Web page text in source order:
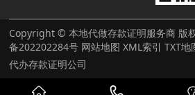
Copyright © 本地代做存款证明服务商 版
备202202284号 网站地图 XML索引 TXT地
代办存款证明公司